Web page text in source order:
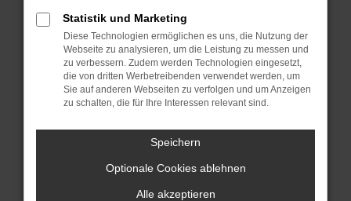
Überprüfe deine Firewall und deine
Internetverbindung.
Laden andere Webseiten, zum Beispiel
deine Suchmaschine?
Prüfe deine Browsererweiterungen.
Manche Erweiterungen, wie
Werbeblocker, können das Laden
bestimmter Seiten verhindern.
Funktioniert die Seite in einem anderen
Browser oder in einem privaten Fenster?
Statistik und Marketing
Diese Technologien ermöglichen es uns, die Nutzung der
Webseite zu analysieren, um die Leistung zu messen und
zu verbessern. Zudem werden Technologien eingesetzt,
die von dritten Werbetreibenden verwendet werden, um
Sie auf anderen Webseiten zu verfolgen und um Anzeigen
zu schalten, die für Ihre Interessen relevant sind.
Speichern
Optionale Cookies ablehnen
Alle akzeptieren